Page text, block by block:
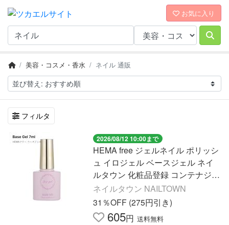
お気に入り
美容・コスメ・香水 ネイル 通販
フィルタ
2026/08/12 10:00まで
HEMA free ジェルネイル ポリッシ
ュ イロジェル ベースジェル ネイ
ルタウン 化粧品登録 コンテナジェ
ル 密着 リフトしにくい ベースコ
ート 約7ml
ネイルタウン NAILTOWN
31％OFF (275円引き)
605円 送料無料